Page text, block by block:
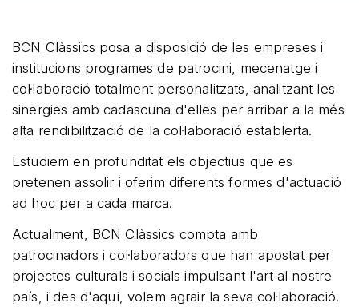
BCN Clàssics posa a disposició de les empreses i
institucions programes de patrocini, mecenatge i
col·laboració totalment personalitzats, analitzant les
sinergies amb cadascuna d'elles per arribar a la més
alta rendibilització de la col·laboració establerta.
Estudiem en profunditat els objectius que es
pretenen assolir i oferim diferents formes d'actuació
ad hoc per a cada marca.
Actualment, BCN Clàssics compta amb
patrocinadors i col·laboradors que han apostat per
projectes culturals i socials impulsant l'art al nostre
país, i des d'aquí, volem agrair la seva col·laboració.